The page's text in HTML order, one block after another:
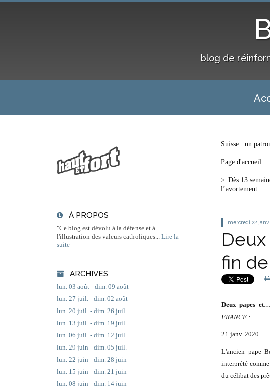
blog de
À PROPOS
"Ce blog est dévolu à la défense et à
l'illustration des valeurs catholiques...
Lire la
suite
ARCHIVES
lun. 03 août - dim. 09 août
lun. 27 juil. - dim. 02 août
lun. 20 juil. - dim. 26 juil.
lun. 13 juil. - dim. 19 juil.
lun. 06 juil. - dim. 12 juil.
lun. 29 juin - dim. 05 juil.
lun. 22 juin - dim. 28 juin
lun. 15 juin - dim. 21 juin
lun. 08 juin - dim. 14 juin
Suisse : un
Page d'accueil
Dès 13
l’avortement
mercredi 22
fin
Deux papes
FRANCE:
21 janv. 2020
L'ancien pape
interprété
du célibat des